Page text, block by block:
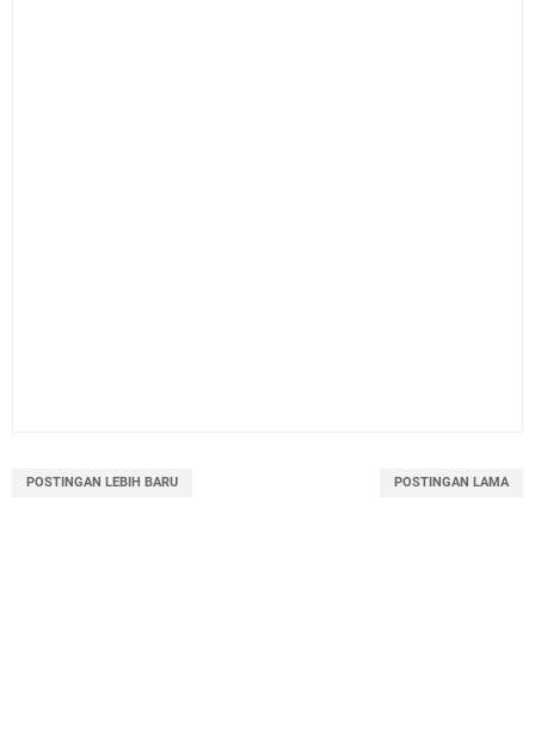
POSTINGAN LEBIH BARU POSTINGAN LAMA